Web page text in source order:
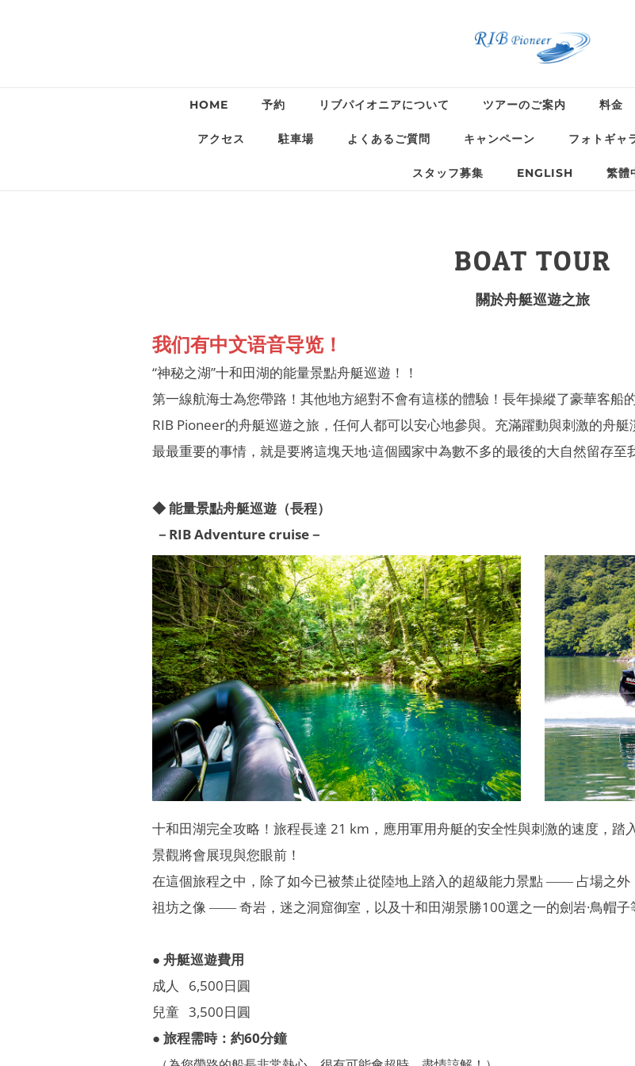
HOME 予約 リブパイオニアについて ツアーのご案内 料金
アクセス 駐車場 よくあるご質問 キャンペーン フォトギャ
スタッフ募集 ENGLISH 繁體
BOAT TOUR
關於舟艇巡遊之旅
我们有中文语音导览！
“神秘之湖”十和田湖的能量景點舟艇巡遊！！
第一線航海士為您帶路！其他地方絕對不會有這樣的體驗！長年操縱了豪華客船
RIB Pioneer的舟艇巡遊之旅，任何人都可以安心地參與。充滿躍動與刺激的舟
最最重要的事情，就是要將這塊天地·這個國家中為數不多的最後的大自然留存至
◆ 能量景點舟艇巡遊（長程）
​ －RIB Adventure cruise－
十和田湖完全攻略！旅程長達 21 km，應用軍用舟艇的安全性與刺激的速度，踏
景觀將會展現與您眼前！
在這個旅程之中，除了如今已被禁止從陸地上踏入的超級能力景點 ―― 占場之
祖坊之像 ―― 奇岩，迷之洞窟御室，以及十和田湖景勝100選之一的劍岩·鳥帽子
● 舟艇巡遊費用
成人 6,500日圓
兒童 3,500日圓
● 旅程需時：約60分鐘